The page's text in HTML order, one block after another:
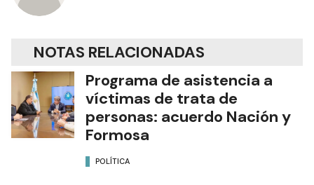
NOTAS RELACIONADAS
Programa de asistencia a
víctimas de trata de
personas: acuerdo Nación y
Formosa
POLÍTICA